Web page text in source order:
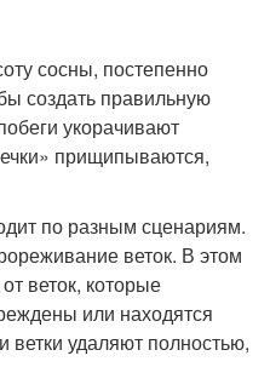
сосны, постепенно
создать правильную
укорачивают
прищипываются,
по разным сценариям.
веток. В этом
веток, которые
или находятся
ветки удаляют полностью,